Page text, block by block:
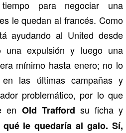
para negociar una
le quedan al francés. Como
ayudando al United desde
una expulsión y luego una
mínimo hasta enero; no lo
las últimas campañas y
problemático, por lo que
en Old Trafford su ficha y
qué le quedaría al galo. Sí,